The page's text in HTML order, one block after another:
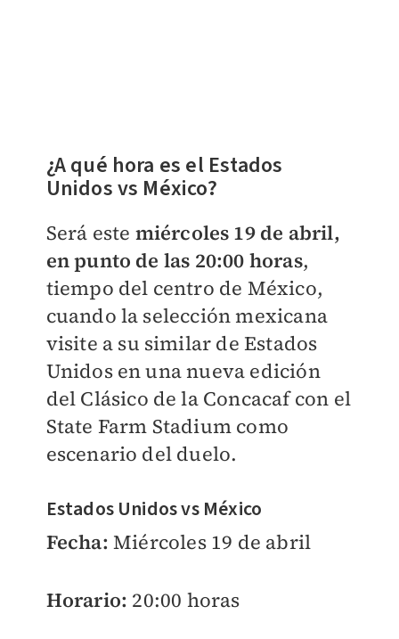
¿A qué hora es el Estados
Unidos vs México?
Será este miércoles 19 de abril,
en punto de las 20:00 horas,
tiempo del centro de México,
cuando la selección mexicana
visite a su similar de Estados
Unidos en una nueva edición
del Clásico de la Concacaf con el
State Farm Stadium como
escenario del duelo.
Estados Unidos vs México
Fecha: Miércoles 19 de abril
Horario: 20:00 horas